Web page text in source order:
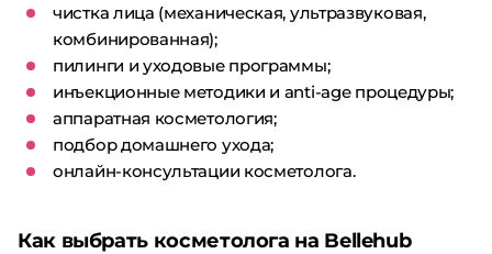
чистка лица (механическая, ультразвуковая,
комбинированная);
пилинги и уходовые программы;
инъекционные методики и anti-age процедуры;
аппаратная косметология;
подбор домашнего ухода;
онлайн-консультации косметолога.
Как выбрать косметолога на Bellehub